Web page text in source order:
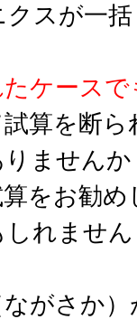
スが一
ケースで
算を断
ませんか
をお勧
しれませ
がさか